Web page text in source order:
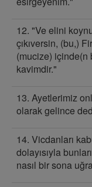
12. "Ve elini
çıkıversin, (bu,)
(mucize) içinde(n
kavimdir."
13. Ayetlerimiz
olarak gelince
14. Vicdanları
dolayısıyla
nasıl bir sona